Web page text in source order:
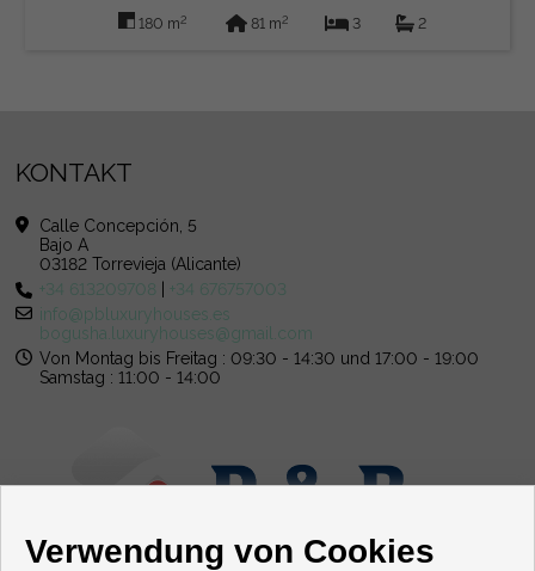
180 m2 81 m2 3 2
KONTAKT
Calle Concepción, 5
Bajo A
03182 Torrevieja (Alicante)
+34 613209708
+34 676757003
info@pbluxuryhouses.es
bogusha.luxuryhouses@gmail.com
Von Montag bis Freitag : 09:30 - 14:30 und 17:00 - 19:00
Samstag : 11:00 - 14:00
Verwendung von Cookies